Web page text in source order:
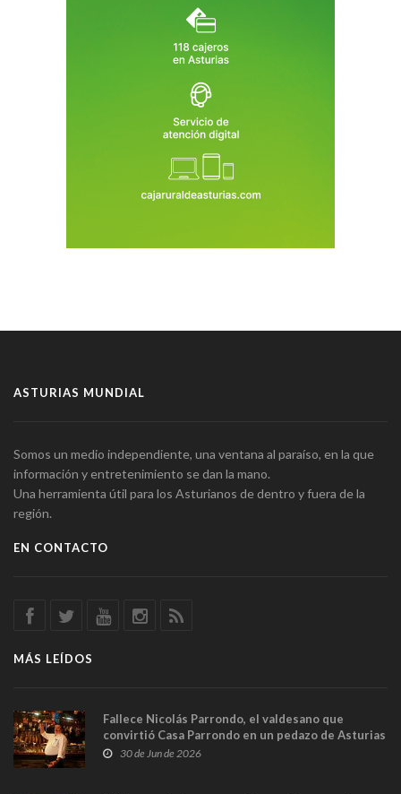
ASTURIAS MUNDIAL
Somos un medio independiente, una ventana al paraíso, en la que
información y entretenimiento se dan la mano.
Una herramienta útil para los Asturianos de dentro y fuera de la
región.
EN CONTACTO
MÁS LEÍDOS
Fallece Nicolás Parrondo, el valdesano que
convirtió Casa Parrondo en un pedazo de Asturias
en Madrid
30 de Jun de 2026